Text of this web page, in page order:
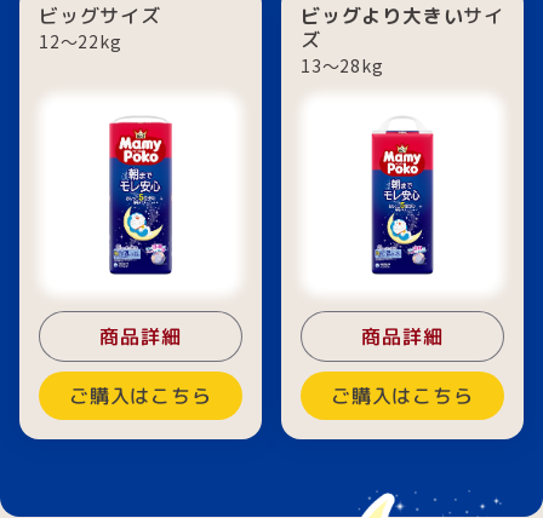
ビッグサイズ
12〜22kg
商品詳細
ご購入はこちら
ビッグより大きいサイ
ズ
13〜28kg
商品詳細
ご購入はこちら